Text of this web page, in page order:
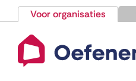
naar
inhoud
Voor organisaties